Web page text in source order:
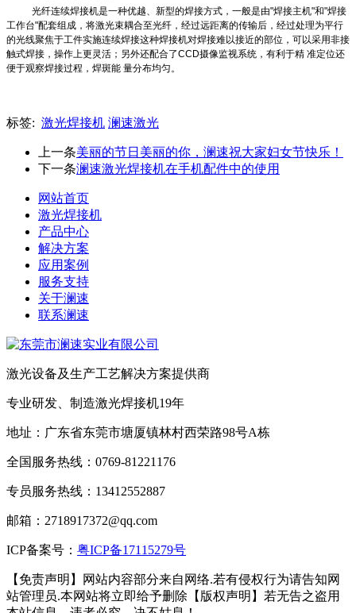
光纤连续焊接机是一种优越、新型的焊接方式，一般是由"焊接主机"和"焊接
工作台"配套组成，将激光束耦合至光纤，经过远距离的传输后，经过处理为平行
的光线聚焦于工件实施连续焊接这种焊接机对焊接难以接近的部位，可以采用非接
触式焊接，操作上更灵活；另外还配合了CCD摄像监视系统，有利于精 准定位还
便于观察焊接过程，焊斑能 量分布均匀。
标签: 激光焊接机 澜速激光
上一条美丽的节日美丽的你，澜速祝大家妇女节快乐！
下一条澜速激光焊接机在手机配件中的使用
网站首页
激光焊接机
产品中心
解决方案
应用案例
服务支持
关于澜速
联系澜速
激光设备及生产工艺解决方案提供商
专业研发、制造激光焊接机19年
地址：广东省东莞市塘厦镇林村西荣路98号A栋
全国服务热线：0769-81221176
专员服务热线：13412552887
邮箱：2718917372@qq.com
ICP备案号： 粤ICP备17115279号
【免责声明】网站内容部分来自网络.若有侵权行为请告知网
站管理员.本网站将立即给予删除【版权声明】若无告之盗用